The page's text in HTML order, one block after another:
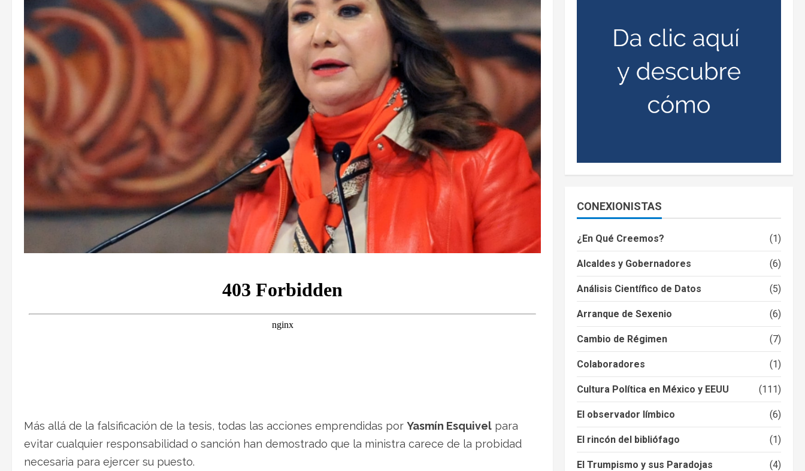
Más allá de la falsificación de la tesis, todas las acciones emprendidas por Yasmín Esquivel para
evitar cualquier responsabilidad o sanción han demostrado que la ministra carece de la probidad
necesaria para ejercer su puesto.
CONEXIONISTAS
¿En Qué Creemos? (1)
Alcaldes y Gobernadores (6)
Análisis Científico de Datos (5)
Arranque de Sexenio (6)
Cambio de Régimen (7)
Colaboradores (1)
Cultura Política en México y EEUU (111)
El observador límbico (6)
El rincón del bibliófago (1)
El Trumpismo y sus Paradojas (4)